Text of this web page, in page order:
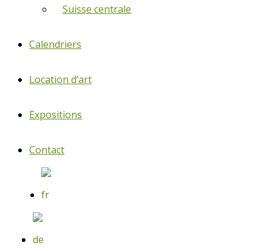
Suisse centrale
Calendriers
Location d’art
Expositions
Contact